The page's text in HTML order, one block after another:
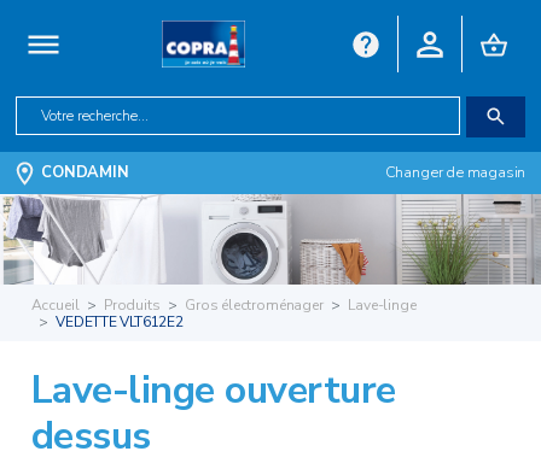
CONDAMIN Changer de magasin
Accueil Produits Gros électroménager
Lave-linge
VEDETTE VLT612E2
Lave-linge ouverture
dessus